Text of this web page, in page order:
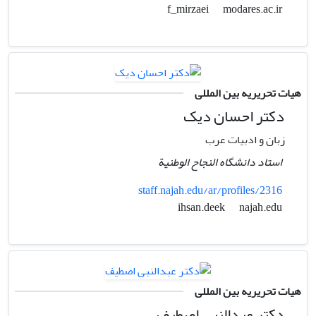
f_mirzaei
modares.ac.ir
هیات تحریریه بین المللی
دکتر احسان دیک
زبان و ادبیات عرب
استاد دانشگاه النجاح الوطنیة
staff.najah.edu/ar/profiles/2316
najah.edu
هیات تحریریه بین المللی